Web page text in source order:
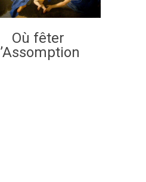
Où fêter
l’Assomption